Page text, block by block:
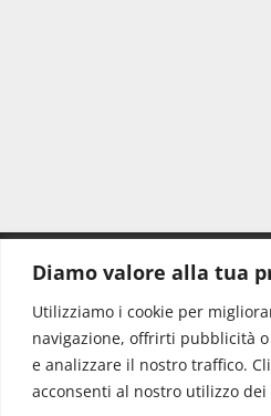
Diamo valore alla tua
Utilizziamo i cookie per
navigazione, offrirti pubblicità
e analizzare il nostro traffico.
acconsenti al nostro utilizzo dei
Redazione:
Direttore:
Info & Commerciale: